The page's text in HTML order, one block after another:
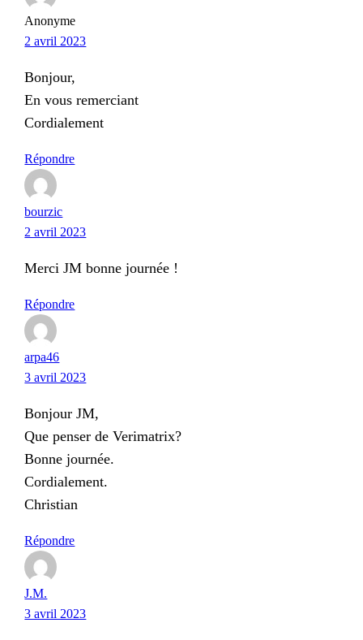
Anonyme
2 avril 2023
Bonjour,
En vous remerciant
Cordialement
Répondre
bourzic
2 avril 2023
Merci JM bonne journée !
Répondre
arpa46
3 avril 2023
Bonjour JM,
Que penser de Verimatrix?
Bonne journée.
Cordialement.
Christian
Répondre
J.M.
3 avril 2023